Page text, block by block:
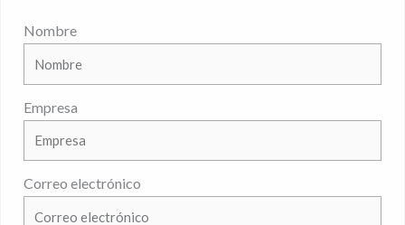
Nombre
Empresa
Correo electrónico